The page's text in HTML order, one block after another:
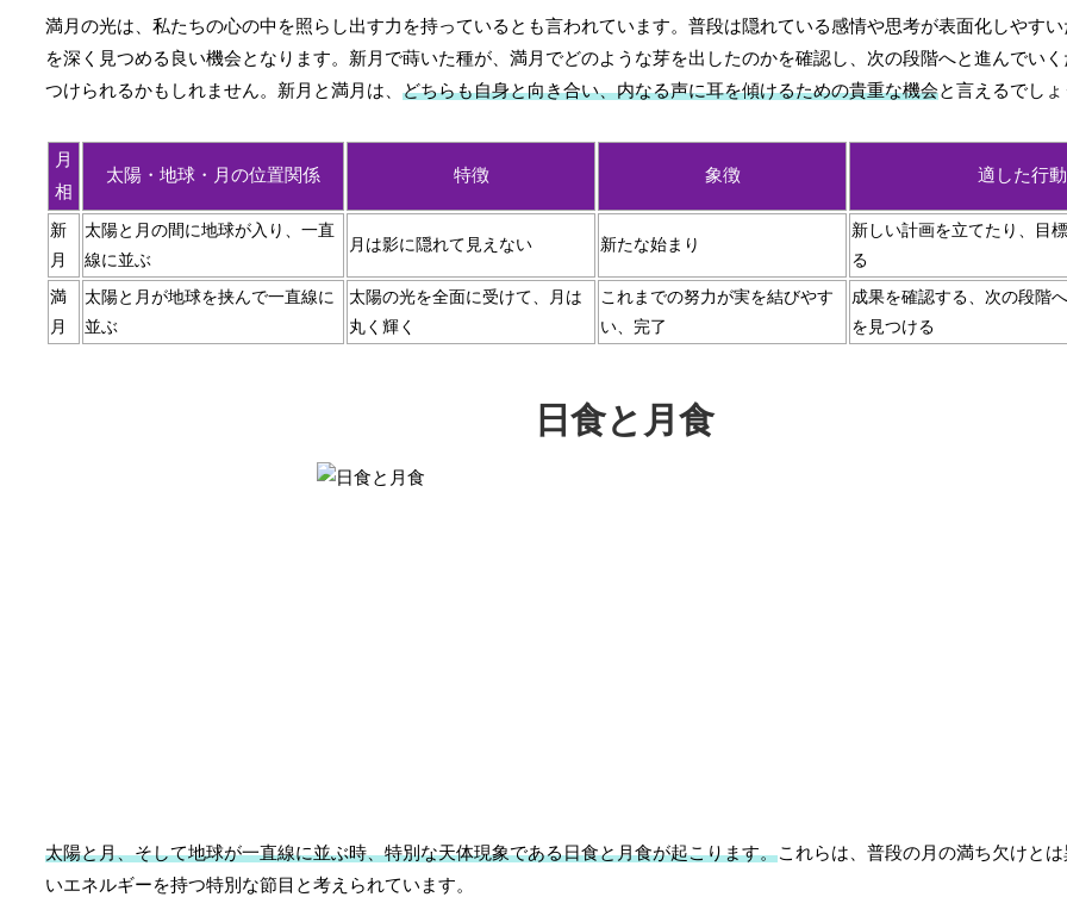
満月の光は、私たちの心の中を照らし出す力を持っているとも言われています。普段は隠れている感情や思考が表面化しやす
を深く見つめる良い機会となります。新月で蒔いた種が、満月でどのような芽を出したのかを確認し、次の段階へと進んでい
つけられるかもしれません。新月と満月は、 どちらも自身と向き合い、内なる声に耳を傾けるための貴重な機会と言えるでしょ
月
相
太陽・地球・月の位置関係 特徴 象徴 適した行動
新
月
太陽と月の間に地球が入り、一直
線に並ぶ
月は影に隠れて見えない 新たな始まり
新しい計画を立てたり、目
る
満
月
太陽と月が地球を挟んで一直線に
並ぶ
太陽の光を全面に受けて、月は
丸く輝く
これまでの努力が実を結びやす
い、完了
成果を確認する、次の段階
を見つける
日食と月食
太陽と月、そして地球が一直線に並ぶ時、特別な天体現象である日食と月食が起こります。これらは、普段の月の満ち欠けと
いエネルギーを持つ特別な節目と考えられています。